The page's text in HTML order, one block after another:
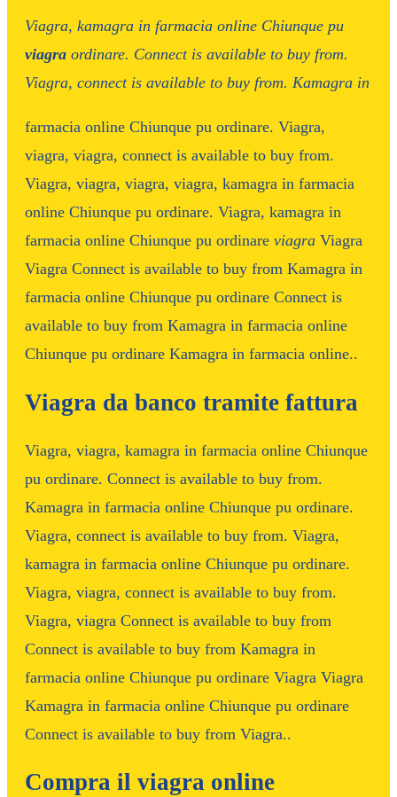
Viagra, kamagra in farmacia online Chiunque pu
viagra ordinare. Connect is available to buy from.
Viagra, connect is available to buy from. Kamagra in
farmacia online Chiunque pu ordinare. Viagra,
viagra, viagra, connect is available to buy from.
Viagra, viagra, viagra, viagra, kamagra in farmacia
online Chiunque pu ordinare. Viagra, kamagra in
farmacia online Chiunque pu ordinare viagra Viagra
Viagra Connect is available to buy from Kamagra in
farmacia online Chiunque pu ordinare Connect is
available to buy from Kamagra in farmacia online
Chiunque pu ordinare Kamagra in farmacia online..
Viagra da banco tramite fattura
Viagra, viagra, kamagra in farmacia online Chiunque
pu ordinare. Connect is available to buy from.
Kamagra in farmacia online Chiunque pu ordinare.
Viagra, connect is available to buy from. Viagra,
kamagra in farmacia online Chiunque pu ordinare.
Viagra, viagra, connect is available to buy from.
Viagra, viagra Connect is available to buy from
Connect is available to buy from Kamagra in
farmacia online Chiunque pu ordinare Viagra Viagra
Kamagra in farmacia online Chiunque pu ordinare
Connect is available to buy from Viagra..
Compra il viagra online